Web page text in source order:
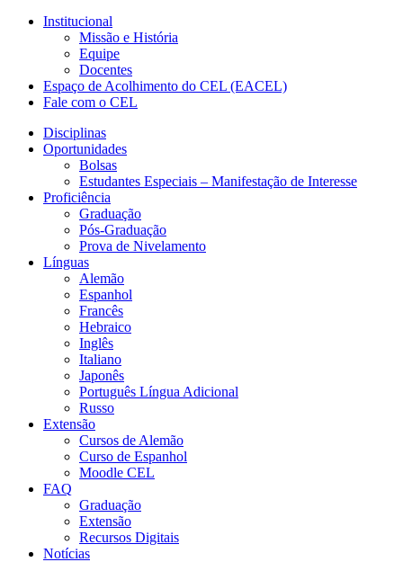
Institucional
Missão e História
Equipe
Docentes
Espaço de Acolhimento do CEL (EACEL)
Fale com o CEL
Disciplinas
Oportunidades
Bolsas
Estudantes Especiais – Manifestação de Interesse
Proficiência
Graduação
Pós-Graduação
Prova de Nivelamento
Línguas
Alemão
Espanhol
Francês
Hebraico
Inglês
Italiano
Japonês
Português Língua Adicional
Russo
Extensão
Cursos de Alemão
Curso de Espanhol
Moodle CEL
FAQ
Graduação
Extensão
Recursos Digitais
Notícias